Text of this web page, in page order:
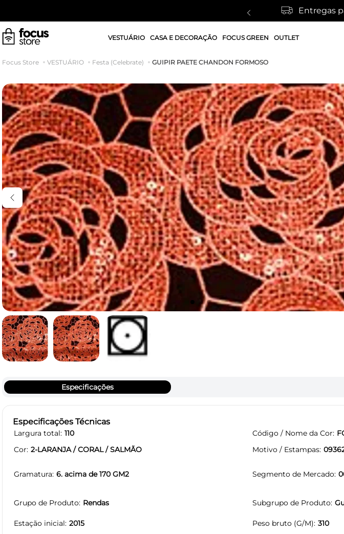
Entregas
VESTUÁRIO CASA E DECORAÇÃO FOCUS GREEN OUTLET
VESTUÁRIO Festa (Celebrate) GUIPIR PAETE CHANDON FORMOSO
Especificações
Especificações Técnicas
Largura total 110 Código / Nome da Cor
Cor 2-LARANJA / CORAL / SALMÃO Motivo / Estampas
Gramatura 6. acima de 170 GM2 Segmento de Mercado
Grupo de Produto Rendas Subgrupo de Produto
Estação inicial 2015 Peso bruto (G/M) 310